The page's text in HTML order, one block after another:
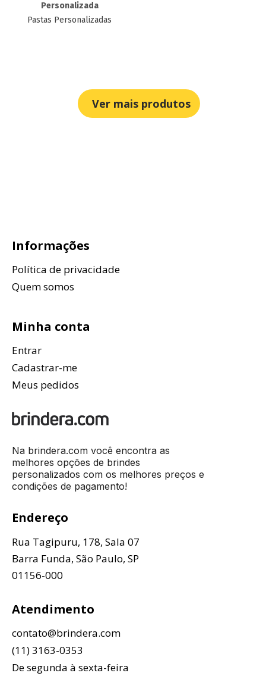
Personalizada
Pastas Personalizadas
Ver mais produtos
Informações
Política de privacidade
Quem somos
Minha conta
Entrar
Cadastrar-me
Meus pedidos
Na brindera.com você encontra as
melhores opções de brindes
personalizados com os melhores preços e
condições de pagamento!
Endereço
Rua Tagipuru, 178, Sala 07
Barra Funda, São Paulo, SP
01156-000
Atendimento
contato@brindera.com
(11) 3163-0353
De segunda à sexta-feira